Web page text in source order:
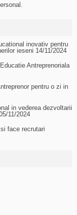
inovativ pentru
ieseni 14/11/2024
Antreprenoriala
pentru o zi in
in vederea dezvoltarii
11/2024
face recrutari